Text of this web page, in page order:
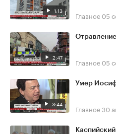
1:13 Главное 05
2:47 Главное 05
3:44
Умер
Главное30